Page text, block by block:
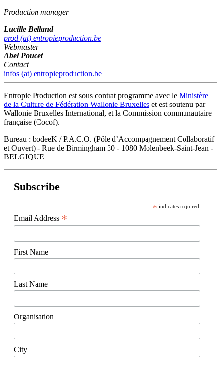
Production manager
Lucille Belland
prod (at) entropieproduction.be
Webmaster
Abel Poucet
Contact
infos (at) entropieproduction.be
Entropie Production est sous contrat programme avec le Ministère
de la Culture de Fédération Wallonie Bruxelles et est soutenu par
Wallonie Bruxelles International, et la Commission communautaire
française (Cocof).
Bureau : bodeeK / P.A.C.O. (Pôle d’Accompagnement Collaboratif
et Ouvert) - Rue de Birmingham 30 - 1080 Molenbeek-Saint-Jean -
BELGIQUE
Subscribe
* indicates required
Email Address *
First Name
Last Name
Organisation
City